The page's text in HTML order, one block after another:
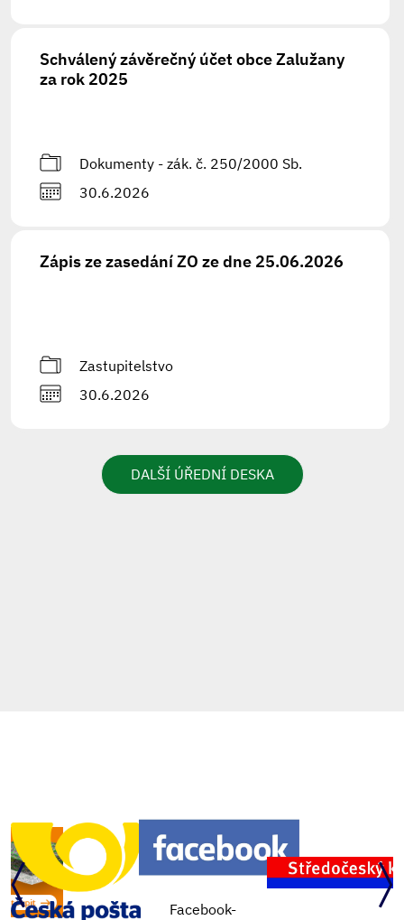
Schválený závěrečný účet obce Zalužany
za rok 2025
Dokumenty - zák. č. 250/2000 Sb.
30.6.2026
Zápis ze zasedání ZO ze dne 25.06.2026
Zastupitelstvo
30.6.2026
DALŠÍ ÚŘEDNÍ DESKA
Facebook-